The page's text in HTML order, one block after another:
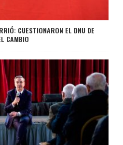
CUESTIONARON EL DNU DE
CAMBIO